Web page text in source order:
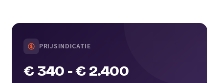
PRIJSINDICATIE
€ 340 -€ 2.400